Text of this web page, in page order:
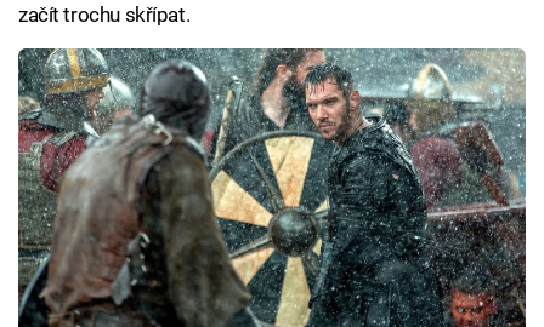
začít trochu skřípat.